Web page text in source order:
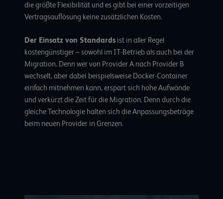
die größte Flexibilität und es gibt bei einer vorzeitigen
Vertragsauflösung keine zusätzlichen Kosten.
Der Einsatz von Standards ist in aller Regel
kostengünstiger – sowohl im IT-Betrieb als auch bei der
Migration. Denn wer von Provider A nach Provider B
wechselt, aber dabei beispielsweise Docker-Container
einfach mitnehmen kann, erspart sich hohe Aufwände
und verkürzt die Zeit für die Migration. Denn durch die
gleiche Technologie halten sich die Anpassungsbeträge
beim neuen Provider in Grenzen.